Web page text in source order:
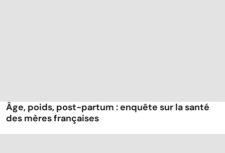
Âge, poids, post-partum : enquête sur la santé
des mères françaises